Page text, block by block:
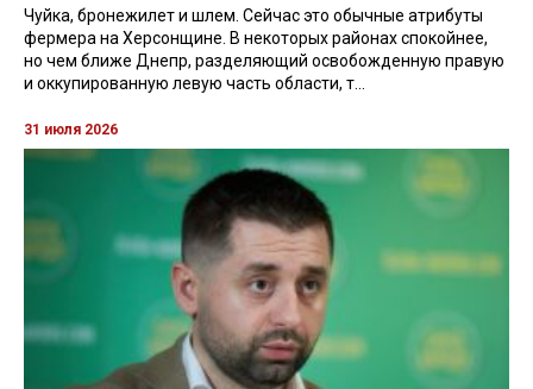
Чуйка, бронежилет и шлем. Сейчас это обычные атрибуты
фермера на Херсонщине. В некоторых районах спокойнее,
но чем ближе Днепр, разделяющий освобожденную правую
и оккупированную левую часть области, т...
31 июля 2026